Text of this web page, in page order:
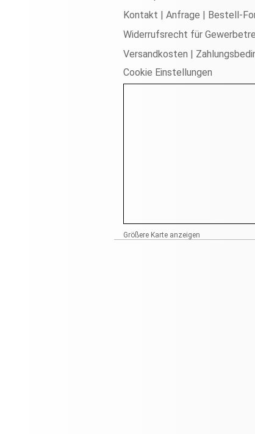
Kontakt | Anfrage | Bestell-
Widerrufsrecht für
Versandkosten |
Cookie Einstellungen
Größere Karte anzeigen